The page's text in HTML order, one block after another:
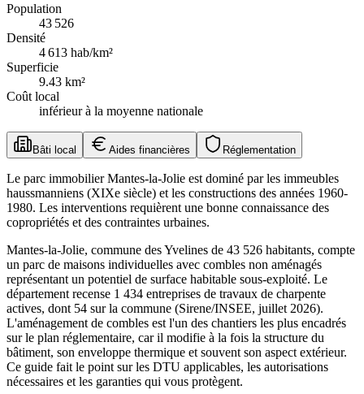
Population
43 526
Densité
4 613 hab/km²
Superficie
9.43 km²
Coût local
inférieur à la moyenne nationale
Bâti local Aides financières Réglementation
Le parc immobilier Mantes-la-Jolie est dominé par les immeubles
haussmanniens (XIXe siècle) et les constructions des années 1960-
1980. Les interventions requièrent une bonne connaissance des
copropriétés et des contraintes urbaines.
Mantes-la-Jolie, commune des Yvelines de 43 526 habitants, compte
un parc de maisons individuelles avec combles non aménagés
représentant un potentiel de surface habitable sous-exploité. Le
département recense 1 434 entreprises de travaux de charpente
actives, dont 54 sur la commune (Sirene/INSEE, juillet 2026).
L'aménagement de combles est l'un des chantiers les plus encadrés
sur le plan réglementaire, car il modifie à la fois la structure du
bâtiment, son enveloppe thermique et souvent son aspect extérieur.
Ce guide fait le point sur les DTU applicables, les autorisations
nécessaires et les garanties qui vous protègent.